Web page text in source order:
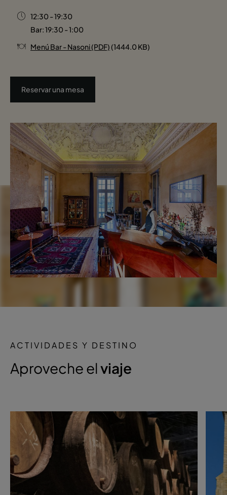
12:30 - 19:30
Bar: 19:30 - 1:00
Menú Bar - Nasoni (PDF)(1444.0 KB)
Reservar una mesa
ACTIVIDADES Y DESTINO
Aproveche elviaje